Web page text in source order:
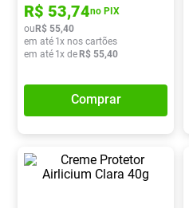
R$ 53,74no PIX
ouR$ 55,40
em até 1x nos cartões
em até 1x deR$ 55,40
Comprar
10º Lavitan